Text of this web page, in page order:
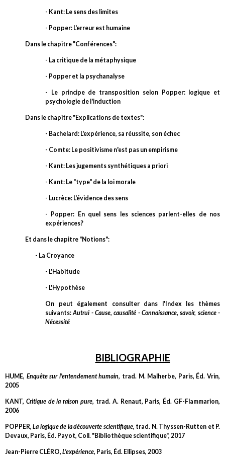
- Kant: Le sens des limites
- Popper: L'erreur est humaine
Dans le chapitre "Conférences":
- La critique de la métaphysique
- Popper et la psychanalyse
- Le principe de transposition selon Popper: logique et
psychologie de l'induction
Dans le chapitre "Explications de textes":
- Bachelard: L'expérience, sa réussite, son échec
- Comte: Le positivisme n'est pas un empirisme
- Kant: Les jugements synthétiques a priori
- Kant: Le "type" de la loi morale
- Lucrèce: L'évidence des sens
- Popper: En quel sens les sciences parlent-elles de nos
expériences?
Et dans le chapitre "Notions":
- La Croyance
- L'Habitude
- L'Hypothèse
On peut également consulter dans l'Index les thèmes
suivants:Autrui - Cause, causalité - Connaissance, savoir, science -
Nécessité
BIBLIOGRAPHIE
HUME, Enquête sur l'entendement humain, trad. M. Malherbe, Paris, Éd. Vrin,
2005
KANT, Critique de la raison pure, trad. A. Renaut, Paris, Éd. GF-Flammarion,
2006
POPPER,La logique de la découverte scientifique, trad. N. Thyssen-Rutten et P.
Devaux, Paris, Éd. Payot, Coll. "Bibliothèque scientifique", 2017
Jean-Pierre CLÉRO, L'expérience, Paris, Éd. Ellipses, 2003